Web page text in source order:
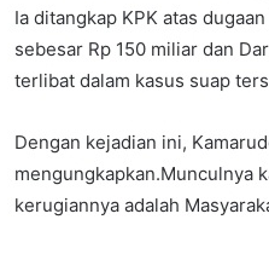
Ia ditangkap KPK atas
sebesar Rp 150 miliar dan
terlibat dalam kasus suap
Dengan kejadian ini,
mengungkapkan.Munculnya
kerugiannya adalah